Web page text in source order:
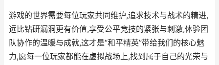
游戏的世界需要每位玩家共同维护,追求技术与战术的精进,
远比钻研漏洞更有价值,享受公平竞技的紧张与刺激,体验团
队协作的温暖与成就,这才是“和平精英”带给我们的核心魅
力,愿每一位玩家都能在虚拟战场上,找到属于自己的光荣与